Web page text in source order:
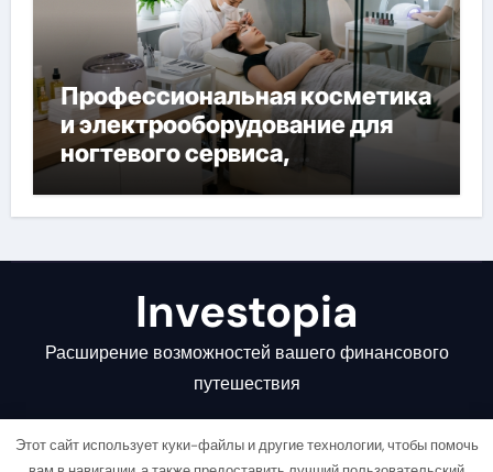
Профессиональная косметика
и электрооборудование для
ногтевого сервиса,
наращивания ресниц и
депиляции
Investopia
Расширение возможностей вашего финансового
путешествия
Этот сайт использует куки-файлы и другие технологии, чтобы помочь